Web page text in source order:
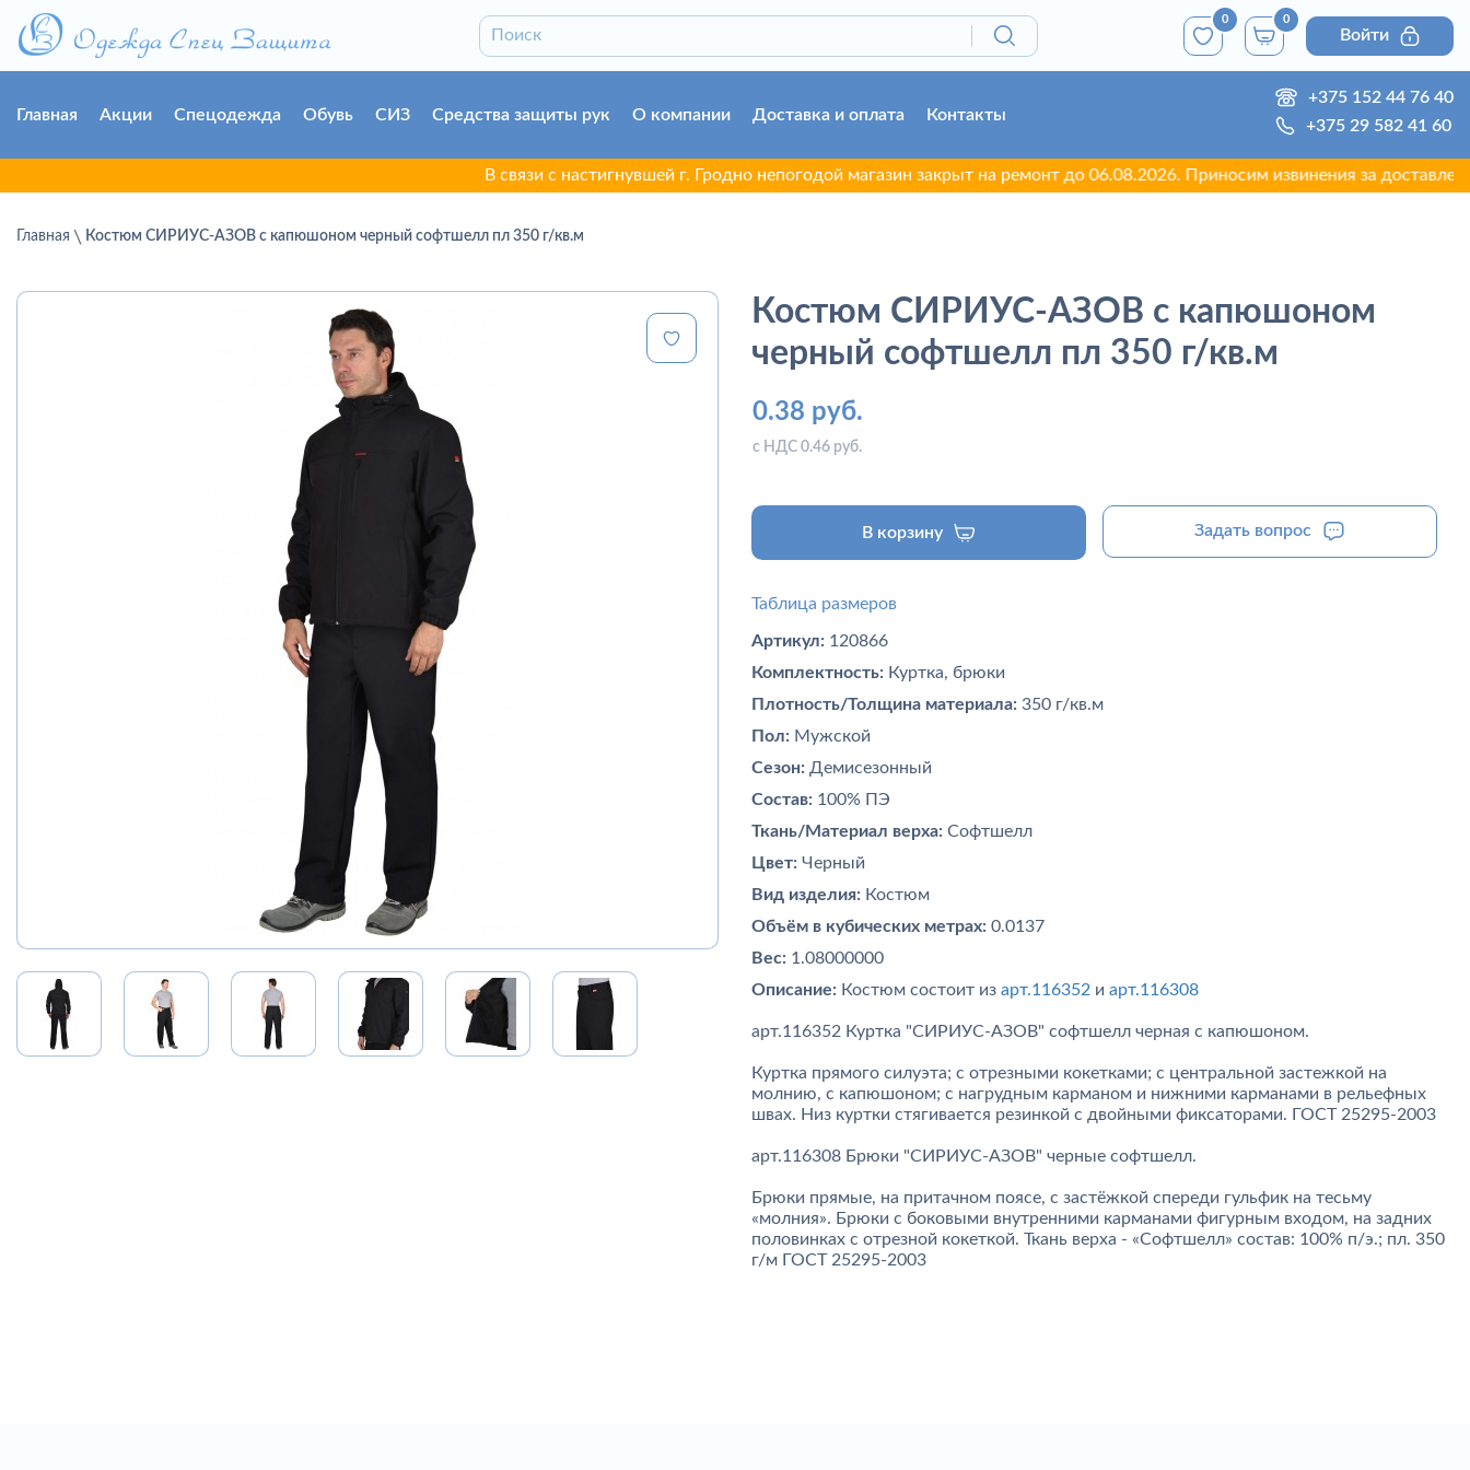
0 0
Войти
Главная Акции Спецодежда Обувь СИЗ Средства защиты рук О компании Доставка и оплата Контакты
+375 152 44 76 40
+375 29 582 41 60
В связи с настигнувшей г. Гродно непогодой магазин закрыт на ремонт до 06.08.2026. Приносим извинения за доставленные
Главная Костюм СИРИУС-АЗОВ с капюшоном черный софтшелл пл 350 г/кв.м
Костюм СИРИУС-АЗОВ с капюшоном
черный софтшелл пл 350 г/кв.м
0.38 руб.
с НДС 0.46 руб.
В корзину Задать вопрос
Таблица размеров
Артикул: 120866
Комплектность: Куртка, брюки
Плотность/Толщина материала: 350 г/кв.м
Пол: Мужской
Сезон: Демисезонный
Состав: 100% ПЭ
Ткань/Материал верха: Софтшелл
Цвет: Черный
Вид изделия: Костюм
Объём в кубических метрах: 0.0137
Вес: 1.08000000
Описание: Костюм состоит из арт.116352 и арт.116308
арт.116352 Куртка "СИРИУС-АЗОВ" софтшелл черная с капюшоном.
Куртка прямого силуэта; с отрезными кокетками; с центральной застежкой на
молнию, с капюшоном; с нагрудным карманом и нижними карманами в рельефных
швах. Низ куртки стягивается резинкой с двойными фиксаторами. ГОСТ 25295-2003
арт.116308 Брюки "СИРИУС-АЗОВ" черные софтшелл.
Брюки прямые, на притачном поясе, с застёжкой спереди гульфик на тесьму
«молния». Брюки с боковыми внутренними карманами фигурным входом, на задних
половинках с отрезной кокеткой. Ткань верха - «Софтшелл» состав: 100% п/э.; пл. 350
г/м ГОСТ 25295-2003